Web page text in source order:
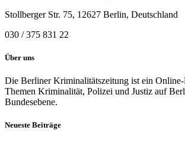
Stollberger Str. 75, 12627 Berlin, Deutschland
030 / 375 831 22
Über uns
Die Berliner Kriminalitätszeitung ist ein
Themen Kriminalität, Polizei und Justiz auf
Bundesebene.
Neueste Beiträge